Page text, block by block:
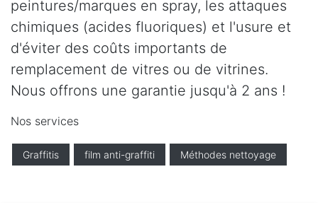
peintures/marques en spray, les attaques
chimiques (acides fluoriques) et l'usure et
d'éviter des coûts importants de
remplacement de vitres ou de vitrines.
Nous offrons une garantie jusqu'à 2 ans !
Nos services
Graffitis film anti-graffiti Méthodes nettoyage